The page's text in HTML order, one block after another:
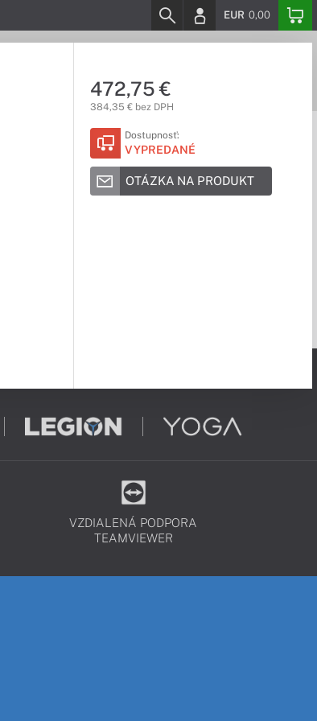
EUR 0,00
472,75 €
384,35 € bez DPH
Dostupnosť:
VYPREDANÉ
OTÁZKA NA PRODUKT
VZDIALENÁ PODPORA
TEAMVIEWER